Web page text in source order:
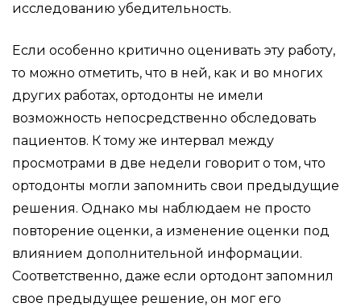
исследованию убедительность.
Если особенно критично оценивать эту работу,
то можно отметить, что в ней, как и во многих
других работах, ортодонты не имели
возможность непосредственно обследовать
пациентов. К тому же интервал между
просмотрами в две недели говорит о том, что
ортодонты могли запомнить свои предыдущие
решения. Однако мы наблюдаем не просто
повторение оценки, а изменение оценки под
влиянием дополнительной информации.
Соответственно, даже если ортодонт запомнил
свое предыдущее решение, он мог его